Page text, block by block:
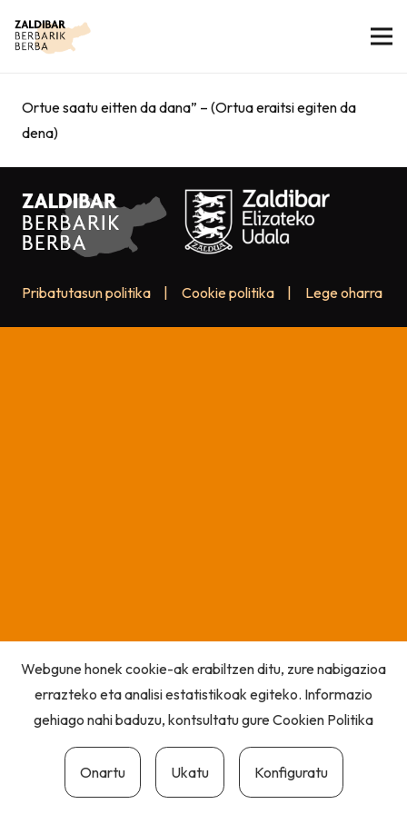
Ortue saatu eitten da dana” – (Ortua eraitsi egiten da
dena)
Pribatutasun politika Cookie politika Lege oharra
Webgune honek cookie-ak erabiltzen ditu, zure nabigazioa
errazteko eta analisi estatistikoak egiteko. Informazio
gehiago nahi baduzu, kontsultatu gureCookien Politika
Onartu Ukatu Konfiguratu